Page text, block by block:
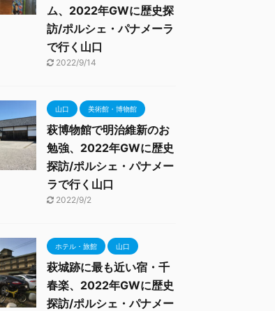
ム、2022年GWに歴史探
訪/ポルシェ・パナメーラ
で行く山口
2022/9/14
山口 美術館・博物館
萩博物館で明治維新のお
勉強、2022年GWに歴史
探訪/ポルシェ・パナメー
ラで行く山口
2022/9/2
ホテル・旅館 山口
萩城跡に最も近い宿・千
春楽、2022年GWに歴史
探訪/ポルシェ・パナメー